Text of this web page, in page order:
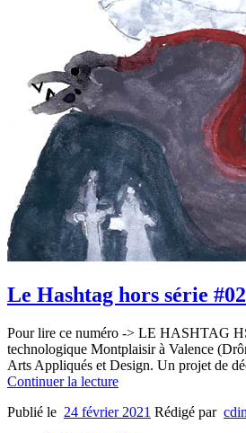
Le Hashtag hors série
Pour lire ce numéro -> LE HASHTAG
technologique Montplaisir à Valence
Arts Appliqués et Design. Un projet de
Continuer la lecture
Publié le 24 février 2021 Rédigé par